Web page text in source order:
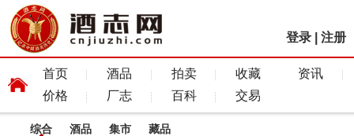
登录 注册
首页 酒品 拍卖 收藏
资讯
价格
厂志 百科 交易
综合 酒品 集市 藏品